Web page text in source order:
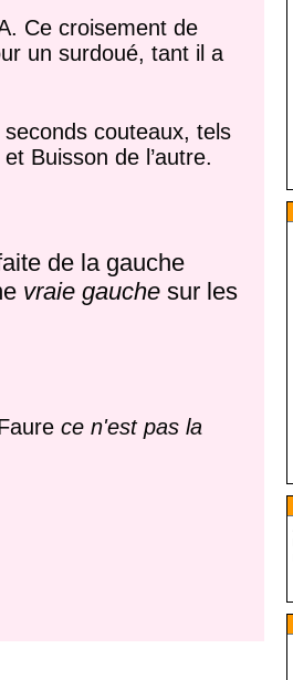
Ce croisement de
un surdoué, tant il a
couteaux, tels
Buisson de l’autre.
de la gauche
vraie gauchesur les
ce n'est pas la